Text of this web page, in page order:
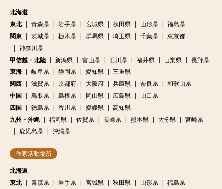
北海道
東北
青森県 岩手県 宮城県 秋田県 山形県
福島県
関東
茨城県 栃木県 群馬県 埼玉県 千葉県
東京都
神奈川県
甲信越・北陸
新潟県 富山県 石川県 福井県 山梨県
長野県
東海
岐阜県 静岡県 愛知県
三重県
関西
滋賀県 京都府 大阪府 兵庫県 奈良県
和歌山県
中国
鳥取県 島根県 岡山県 広島県
山口県
四国
徳島県 香川県 愛媛県
高知県
九州・沖縄
福岡県 佐賀県 長崎県 熊本県 大分県
宮崎県
鹿児島県
沖縄県
作家活動場所
北海道
東北
青森県 岩手県 宮城県 秋田県 山形県
福島県